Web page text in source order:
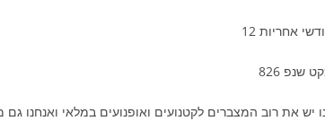
אחריות 12
שנפ 826
יש את רוב המצברים לקטנועים ואופנועים במלאי ואנחנו